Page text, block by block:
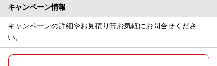
キャンペーン情報
キャンペーンの詳細やお見積り等お気軽にお問合せくださ
い。